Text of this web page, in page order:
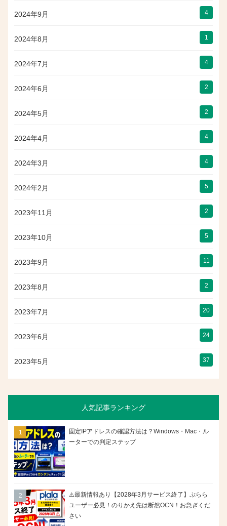
2024年9月 4
2024年8月 1
2024年7月 4
2024年6月 2
2024年5月 2
2024年4月 4
2024年3月 4
2024年2月 5
2023年11月 2
2023年10月 5
2023年9月 11
2023年8月 2
2023年7月 20
2023年6月 24
2023年5月 37
人気記事ランキング
固定IPアドレスの確認方法は？Windows・Mac・ル
ーターでの判定ステップ
⚠️最新情報あり【2028年3月サービス終了】ぷらら
ユーザー必見！のりかえ先は断然OCN！お急ぎくだ
さい